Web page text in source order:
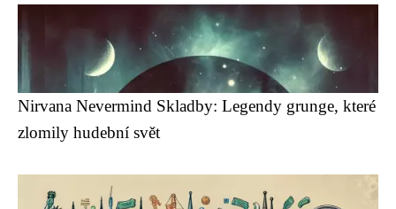
Nirvana Nevermind Skladby: Legendy grunge, které
zlomily hudební svět